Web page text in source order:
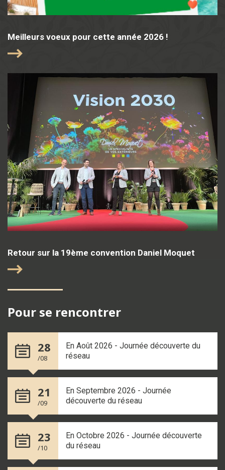
Meilleurs voeux pour cette année 2026 !
Retour sur la 19ème convention Daniel Moquet
Pour se rencontrer
28
/08
En Août 2026 - Journée découverte du
réseau
21
/09
En Septembre 2026 - Journée
découverte du réseau
23
/10
En Octobre 2026 - Journée découverte
du réseau